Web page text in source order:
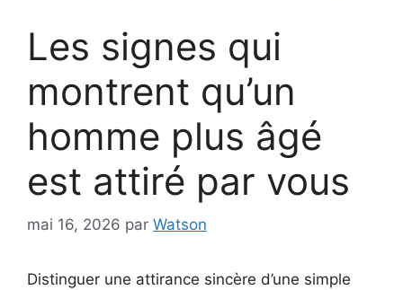
Les signes qui
montrent qu’un
homme plus âgé
est attiré par vous
mai 16, 2026 par Watson
Distinguer une attirance sincère d’une simple